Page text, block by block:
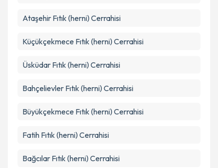
Ataşehir Fıtık (herni) Cerrahisi
Küçükçekmece Fıtık (herni) Cerrahisi
Üsküdar Fıtık (herni) Cerrahisi
Bahçelievler Fıtık (herni) Cerrahisi
Büyükçekmece Fıtık (herni) Cerrahisi
Fatih Fıtık (herni) Cerrahisi
Bağcılar Fıtık (herni) Cerrahisi